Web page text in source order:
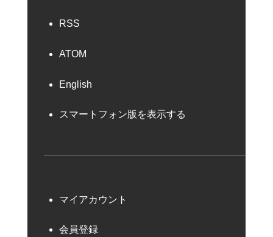
RSS
ATOM
English
スマートフォン版を表示する
マイアカウント
会員登録